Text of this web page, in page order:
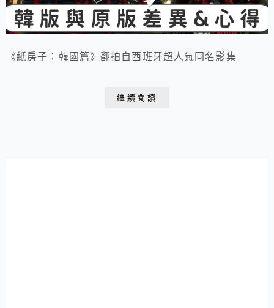
《紙房子：韓國篇》翻拍自西班牙超人氣同名影集
繼續閱讀